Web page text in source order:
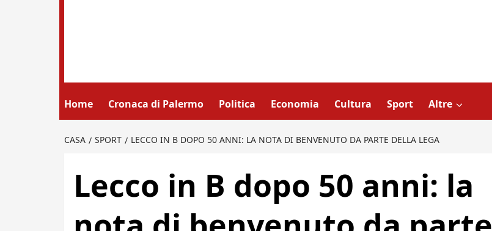
Home Cronaca di Palermo Politica Economia Cultura Sport Altre
CASA SPORT LECCO IN B DOPO 50 ANNI: LA NOTA DI BENVENUTO DA PARTE DELLA LEGA
Lecco in B dopo 50 anni: la